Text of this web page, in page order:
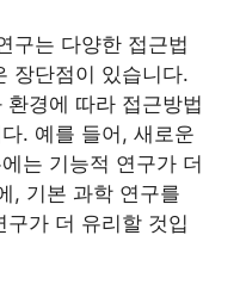
구는 다양한 접근법
장단점이 있습니다.
경에 따라 접근방법
. 예를 들어, 새로운
는 기능적 연구가 더
, 기본 과학 연구를
가 더 유리할 것입